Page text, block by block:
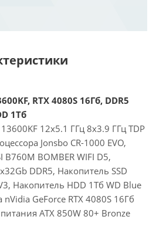
RTX 4080S 16Гб, DDR5
1Тб
12x5.1 ГГц 8x3.9 ГГц TDP
Jonsbo CR-1000 EVO,
BOMBER WIFI D5,
DDR5, Накопитель SSD
Накопитель HDD 1Тб WD Blue
nVidia GeForce RTX 4080S 16Гб
ATX 850W 80+ Bronze